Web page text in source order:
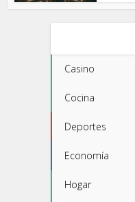
Casino
Cocina
Deportes
Economía
Hogar